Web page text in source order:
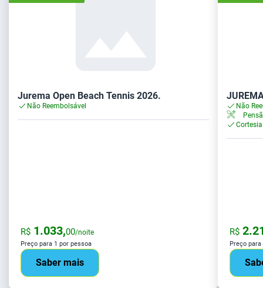
Jurema Open Beach Tennis 2026.
Não Reembolsável
R$ 1.033,00/noite
Preço para 1 por pessoa
Saber mais
Não
R$
Preço